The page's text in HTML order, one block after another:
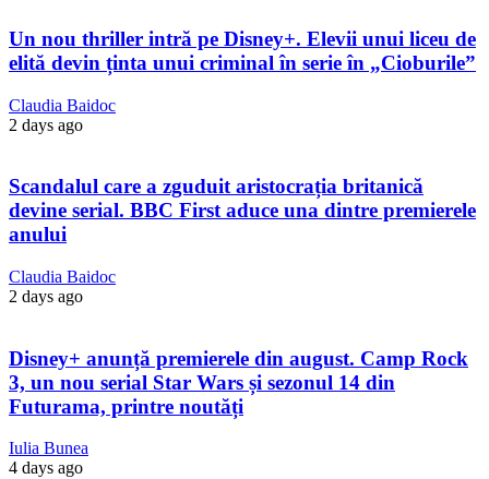
Un nou thriller intră pe Disney+. Elevii unui liceu de
elită devin ținta unui criminal în serie în „Cioburile”
Claudia Baidoc
2 days ago
Scandalul care a zguduit aristocrația britanică
devine serial. BBC First aduce una dintre premierele
anului
Claudia Baidoc
2 days ago
Disney+ anunță premierele din august. Camp Rock
3, un nou serial Star Wars și sezonul 14 din
Futurama, printre noutăți
Iulia Bunea
4 days ago